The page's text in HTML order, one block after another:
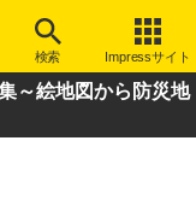
検索 Impressサイト
～絵地図から防災地